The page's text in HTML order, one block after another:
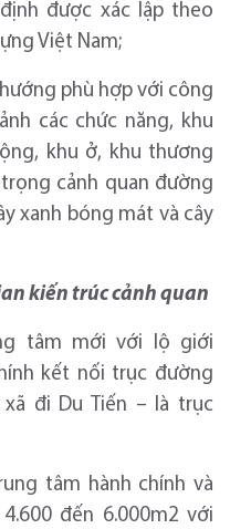
được xác lập theo
Việt Nam;
phù hợp với công
các chức năng, khu
khu ở, khu thương
cảnh quan đường
xanh bóng mát và cây
kiến trúc cảnh quan
tâm mới với lộ giới
kết nối trục đường
đi Du Tiến – là trục
tâm hành chính và
đến 6.000m2 với